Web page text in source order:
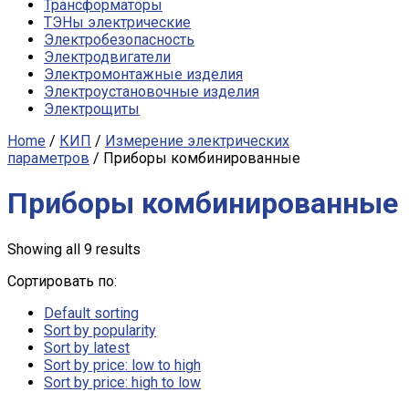
Трансформаторы
ТЭНы электрические
Электробезопасность
Электродвигатели
Электромонтажные изделия
Электроустановочные изделия
Электрощиты
Home / КИП / Измерение электрических
параметров / Приборы комбинированные
Приборы комбинированные
Showing all 9 results
Сортировать по:
Default sorting
Sort by popularity
Sort by latest
Sort by price: low to high
Sort by price: high to low